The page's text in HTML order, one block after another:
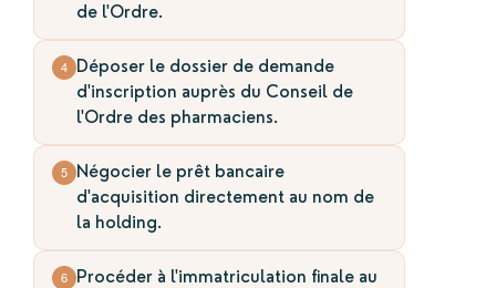
de l'Ordre.
4
Déposer le dossier de demande
d'inscription auprès du Conseil de
l'Ordre des pharmaciens.
5 Négocier le prêt bancaire
d'acquisition directement au nom de
la holding.
6
Procéder à l'immatriculation finale au